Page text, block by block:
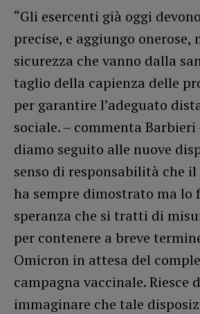
“Gli esercenti già oggi
precise, e aggiungo onerose,
sicurezza che vanno dalla
taglio della capienza delle
per garantire l’adeguato
sociale. – commenta Barbieri
diamo seguito alle nuove
senso di responsabilità che
ha sempre dimostrato ma lo
speranza che si tratti di
per contenere a breve
Omicron in attesa del
campagna vaccinale. Riesce
immaginare che tale